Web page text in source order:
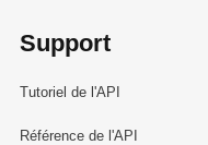
Support
Tutoriel de l'API
Référence de l'API